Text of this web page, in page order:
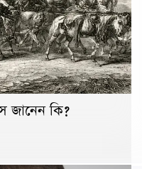
জানেন কি?